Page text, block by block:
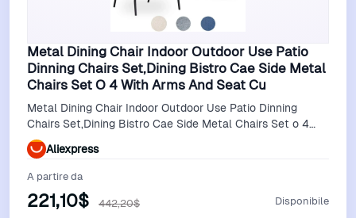
Metal Dining Chair Indoor Outdoor Use Patio
Dinning Chairs Set,Dining Bistro Cae Side Metal
Chairs Set O 4 With Arms And Seat Cu
Metal Dining Chair Indoor Outdoor Use Patio Dinning
Chairs Set,Dining Bistro Cae Side Metal Chairs Set o 4
with Arms and Seat Cu
Aliexpress
A partire da
221,10$ 442,20$ Disponibile